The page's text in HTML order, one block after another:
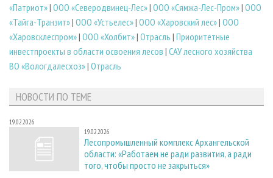
«Патриот»| ООО «Северодвинец-Лес»| ООО «Сямжа-Лес-Пром»| ООО
«Тайга-Транзит»| ООО «Устьелес»| ООО «Харовский лес»| ООО
«Харовсклеспром»| ООО «Холбит»| Отрасль | Приоритетные
инвестпроекты в области освоения лесов | САУ лесного хозяйства
ВО «Вологдалесхоз»| Отрасль
НОВОСТИ ПО ТЕМЕ
19.02.2026
19.02.2026
Лесопромышленный комплекс Архангельской
области: «Работаем не ради развития, а ради
того, чтобы просто не закрыться»